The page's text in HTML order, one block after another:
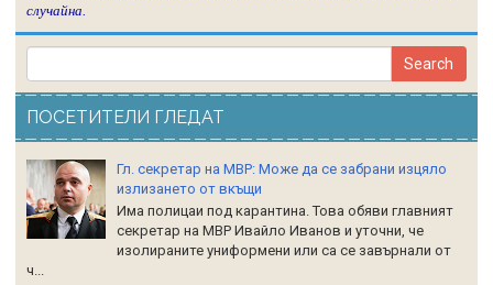
случайна.
ПОСЕТИТЕЛИ ГЛЕДАТ
Гл. секретар на МВР: Може да се забрани изцяло
излизането от вкъщи
Има полицаи под карантина. Това обяви главният
секретар на МВР Ивайло Иванов и уточни, че
изолираните униформени или са се завърнали от
ч...